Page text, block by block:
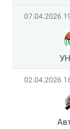
07.04.2026
02.04.2026